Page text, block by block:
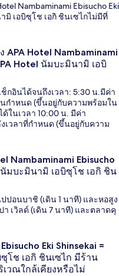
Nambaminami Ebisucho Eki
มิ เอบิซุโช เอกิ ชินเซไกไม่มีที่
APA Hotel Nambaminami
Hotel นัมบะมินามิ เอบิ
กอินได้จนถึงเวลา: 5:30 น.มีค่า
กำหนด (ขึ้นอยู่กับความพร้อมใน
ด้ในเวลา 10:00 น. มีค่า
เวลาที่กำหนด (ขึ้นอยู่กับความ
Nambaminami Ebisucho
นัมบะมินามิ เอบิซุโช เอกิ ชิน
ปอนบาชิ (เดิน 1 นาที) และหอสูง
เวิลด์ (เดิน 7 นาที) และตลาดคุ
Eki Shinsekai =
โช เอกิ ชินเซไก มีร้าน
วณใกล้เคียงหรือไม่